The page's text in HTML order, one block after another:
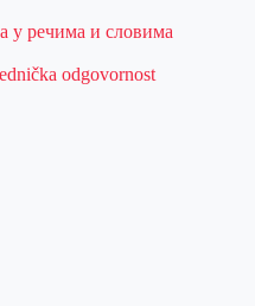
у речима и словима
odgovornost